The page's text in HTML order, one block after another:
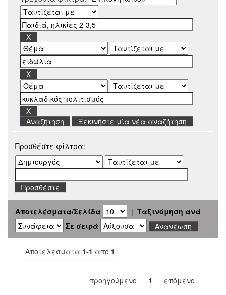
Ξεκινήστε μία νέα αναζήτηση
Προσθέστε φίλτρα:
Αποτελέσματα/Σελίδα | Ταξινόμηση ανά
Σε σειρά
Αποτελέσματα 1-1 από 1
προηγούμενο 1 επόμενο